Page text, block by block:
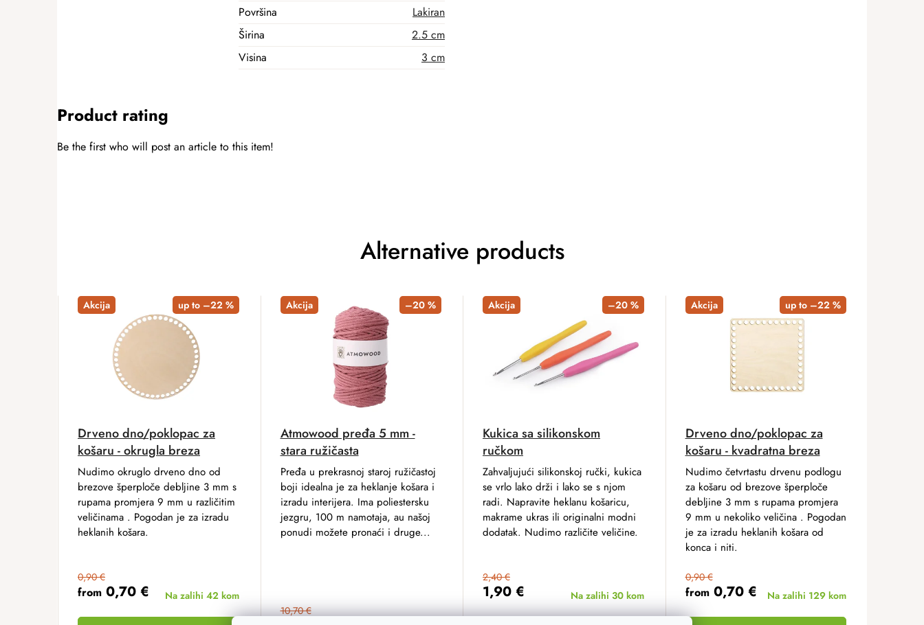
Površina
Lakiran
Širina
2.5 cm
Visina
3 cm
Product rating
Be the first who will post an article to this item!
Alternative products
Akcija up to –22 %
Drveno dno/poklopac za
košaru - okrugla breza
from 0,70 €
0,90 €
Na zalihi 42 kom
Nudimo okruglo drveno dno od
brezove šperploče debljine 3 mm s
rupama promjera 9 mm u različitim
veličinama . Pogodan je za izradu
heklanih košara.
Akcija –20 %
Atmowood pređa 5 mm -
stara ružičasta
10,70 €
Pređa u prekrasnoj staroj ružičastoj
boji idealna je za heklanje košara i
izradu interijera. Ima poliestersku
jezgru, 100 m namotaja, au našoj
ponudi možete pronaći i druge...
Akcija –20 %
Kukica sa silikonskom
ručkom
1,90 €
2,40 €
Na zalihi 30 kom
Zahvaljujući silikonskoj ručki, kukica
se vrlo lako drži i lako se s njom
radi. Napravite heklanu košaricu,
makrame ukras ili originalni modni
dodatak. Nudimo različite veličine.
Akcija up to –22 %
Drveno dno/poklopac za
košaru - kvadratna breza
from0,70 €
0,90 €
Na zalihi 129 kom
Nudimo četvrtastu drvenu podlogu
za košaru od brezove šperploče
debljine 3 mm s rupama promjera
9 mm u nekoliko veličina . Pogodan
je za izradu heklanih košara od
konca i niti.